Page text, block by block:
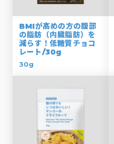
BMIが高めの方の腹部
の脂肪（内臓脂肪）を
減らす！低糖質チョコ
レート/30g
30g